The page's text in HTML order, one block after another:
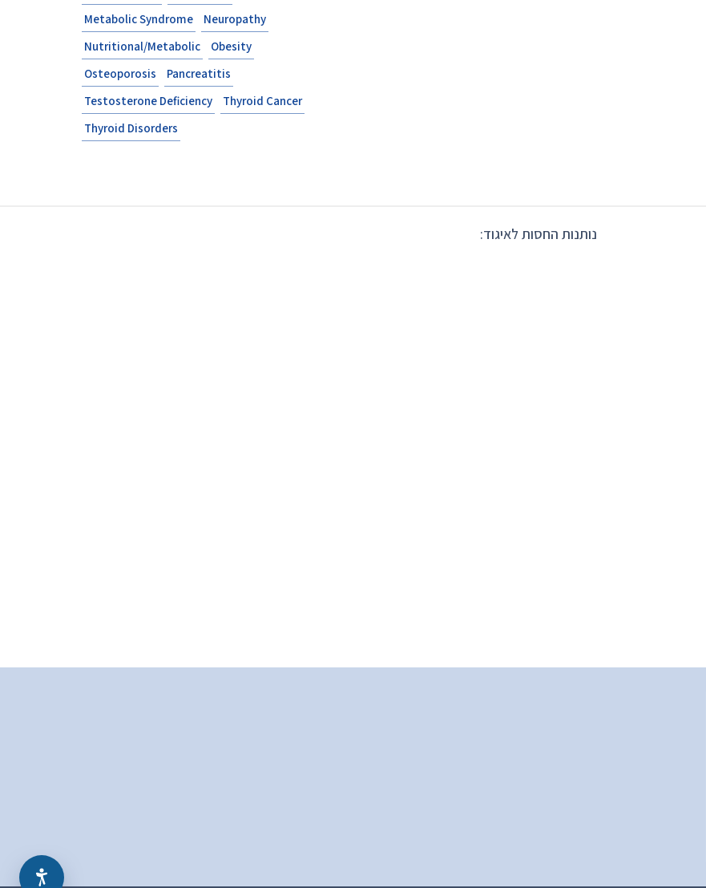
Metabolic Syndrome
Neuropathy
Nutritional/Metabolic
Obesity
Osteoporosis
Pancreatitis
Testosterone Deficiency
Thyroid Cancer
Thyroid Disorders
נותנות החסות לאיגוד: